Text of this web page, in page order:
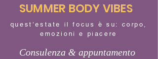
SUMMER BODY VIBES
quest’estate il focus è su: corpo,
emozioni e piacere
Consulenza & appuntamento